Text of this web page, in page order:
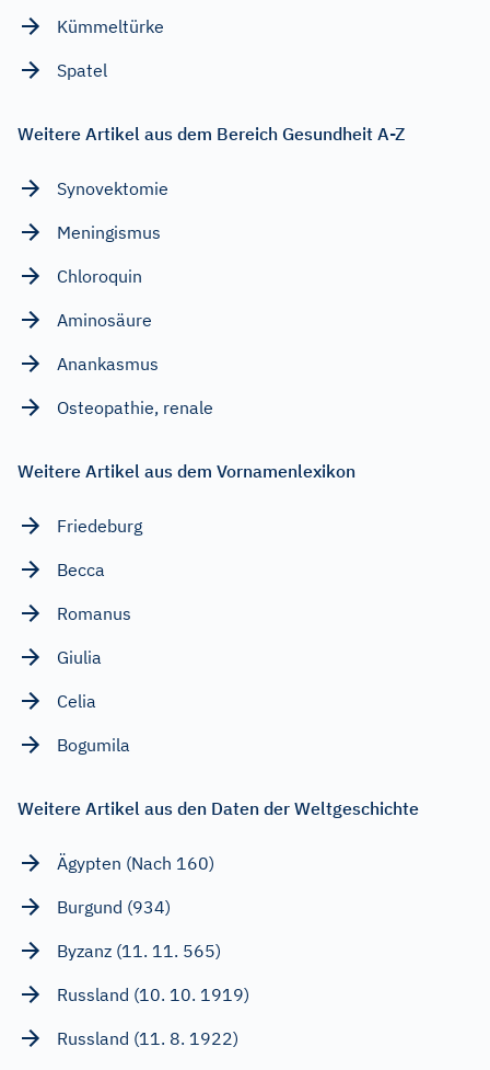
Kümmeltürke
Spatel
Weitere Artikel aus dem Bereich Gesundheit A-Z
Synovektomie
Meningismus
Chloroquin
Aminosäure
Anankasmus
Osteopathie, renale
Weitere Artikel aus dem Vornamenlexikon
Friedeburg
Becca
Romanus
Giulia
Celia
Bogumila
Weitere Artikel aus den Daten der Weltgeschichte
Ägypten (Nach 160)
Burgund (934)
Byzanz (11. 11. 565)
Russland (10. 10. 1919)
Russland (11. 8. 1922)